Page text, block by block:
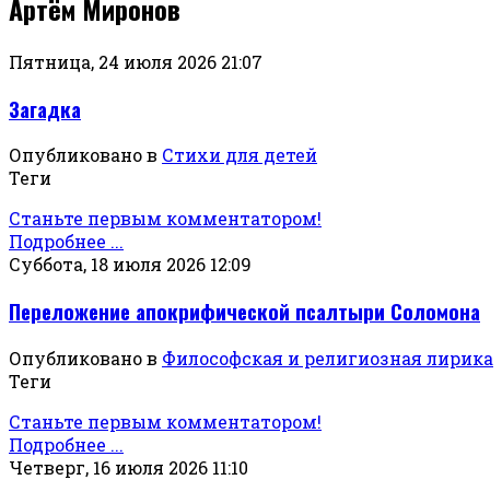
Артём Миронов
Пятница, 24 июля 2026 21:07
Загадка
Опубликовано в Стихи для детей
Теги
Станьте первым комментатором!
Подробнее ...
Суббота, 18 июля 2026 12:09
Переложение апокрифической псалтыри Соломона
Опубликовано в Философская и религиозная лирика
Теги
Станьте первым комментатором!
Подробнее ...
Четверг, 16 июля 2026 11:10